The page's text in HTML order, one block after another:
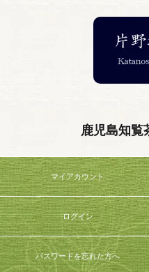
鹿児島知覧
マイアカウント
ログイン
パスワードを忘れた方へ